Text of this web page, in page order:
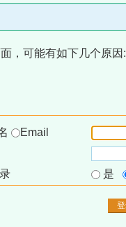
，可能有如下几个原因:
Email
是